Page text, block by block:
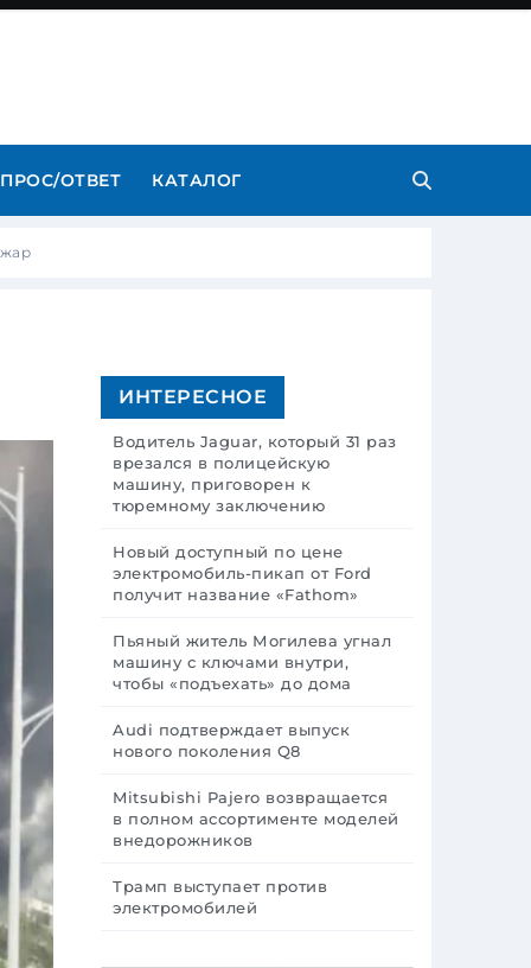
ОТВЕТ КАТАЛОГ
ИНТЕРЕСНОЕ
Водитель Jaguar, который 31 раз
врезался в полицейскую
машину, приговорен к
тюремному заключению
Новый доступный по цене
электромобиль-пикап от Ford
получит название «Fathom»
Пьяный житель Могилева угнал
машину с ключами внутри,
чтобы «подъехать» до дома
Audi подтверждает выпуск
нового поколения Q8
Mitsubishi Pajero возвращается
в полном ассортименте моделей
внедорожников
Трамп выступает против
электромобилей